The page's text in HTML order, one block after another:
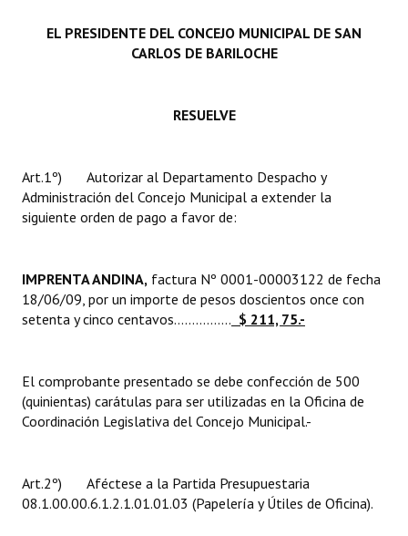
INSTITUCIONAL
Datos Históricos
Premio al Mérito - Registro
Mujeres que Dejaron Huellas - Registro
Periodistas Decanos - Registro
Banca del Vecino - Registro
Antiguos Pobladores - Registro
EL PRESIDENTE DEL CONCEJO MUNICIPAL DE SAN
CARLOS DE BARILOCHE
RESUELVE
Art.1º) Autorizar al Departamento Despacho y
Administración del Concejo Municipal a extender la
siguiente orden de pago a favor de:
IMPRENTA ANDINA, factura Nº 0001-00003122 de fecha
18/06/09, por un importe de pesos doscientos once con
setenta y cinco centavos................ $ 211, 75.-
El comprobante presentado se debe confección de 500
(quinientas) carátulas para ser utilizadas en la Oficina de
Coordinación Legislativa del Concejo Municipal.-
Art.2º) Aféctese a la Partida Presupuestaria
08.1.00.00.6.1.2.1.01.01.03 (Papelería y Útiles de Oficina).